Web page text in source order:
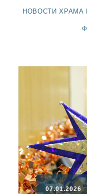
НОВОСТИ ХРАМА
07.01.2026